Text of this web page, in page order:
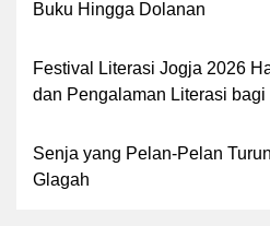
Buku Hingga Dolanan
Festival Literasi Jogja 2026
dan Pengalaman Literasi bagi
Senja yang Pelan-Pelan
Glagah